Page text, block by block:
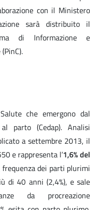
con il Ministero
sarà distribuito il
di Informazione e
che emergono dal
parto (Cedap). Analisi
a settembre 2013, il
e rappresenta l’1,6% del
dei parti plurimi
di 40 anni (2,4%), e sale
da procreazione